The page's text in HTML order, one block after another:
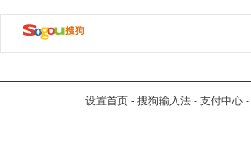
设置首页 - 搜狗输入法 - 支付中心 -